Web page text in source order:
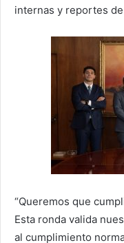
internas y reportes
“Queremos que
Esta ronda valida
al cumplimiento